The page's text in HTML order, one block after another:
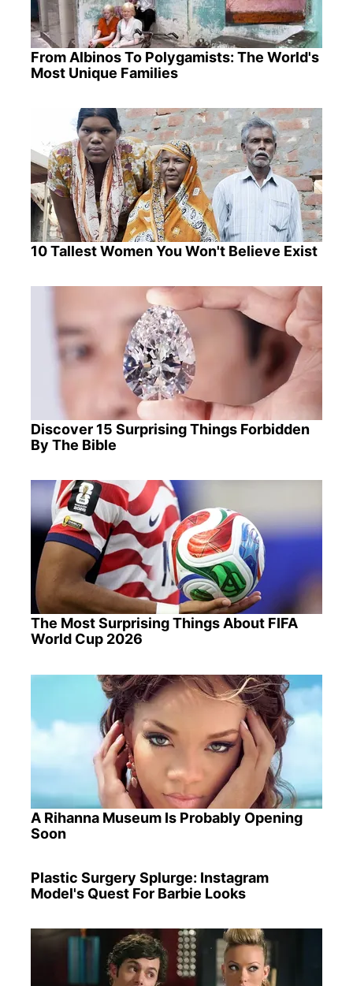
From Albinos To Polygamists: The World's
Most Unique Families
10 Tallest Women You Won't Believe Exist
Discover 15 Surprising Things Forbidden
By The Bible
The Most Surprising Things About FIFA
World Cup 2026
A Rihanna Museum Is Probably Opening
Soon
Plastic Surgery Splurge: Instagram
Model's Quest For Barbie Looks